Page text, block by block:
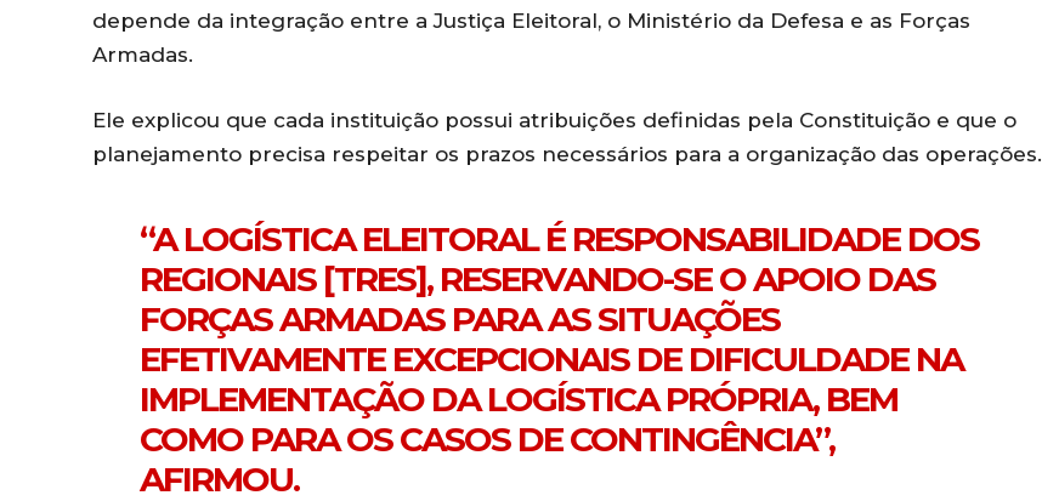
depende da integração entre a Justiça Eleitoral, o Ministério da Defesa e as Forças
Armadas.
Ele explicou que cada instituição possui atribuições definidas pela Constituição e que o
planejamento precisa respeitar os prazos necessários para a organização das operações.
“A LOGÍSTICA ELEITORAL É RESPONSABILIDADE DOS
REGIONAIS [TRES], RESERVANDO-SE O APOIO DAS
FORÇAS ARMADAS PARA AS SITUAÇÕES
EFETIVAMENTE EXCEPCIONAIS DE DIFICULDADE NA
IMPLEMENTAÇÃO DA LOGÍSTICA PRÓPRIA, BEM
COMO PARA OS CASOS DE CONTINGÊNCIA”,
AFIRMOU.